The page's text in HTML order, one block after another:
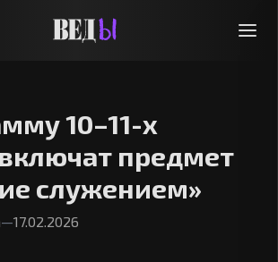
10–11-х
предмет
служением»
—17.02.2026